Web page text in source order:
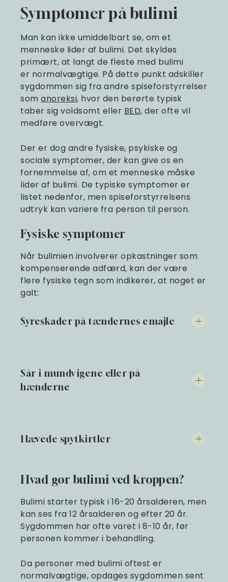
Symptomer på bulimi
Man kan ikke umiddelbart se, om et
menneske lider af bulimi. Det skyldes
primært, at langt de fleste med bulimi
er normalvægtige. På dette punkt adskiller
sygdommen sig fra andre spiseforstyrrelser
som anoreksi, hvor den berørte typisk
taber sig voldsomt eller BED, der ofte vil
medføre overvægt.
Der er dog andre fysiske, psykiske og
sociale symptomer, der kan give os en
fornemmelse af, om et menneske måske
lider af bulimi. De typiske symptomer er
listet nedenfor, men spiseforstyrrelsens
udtryk kan variere fra person til person.
Fysiske symptomer
Når bulimien involverer opkastninger som
kompenserende adfærd, kan der være
flere fysiske tegn som indikerer, at noget er
galt:
Syreskader på tændernes emajle
Sår i mundvigene eller på
hænderne
Hævede spytkirtler
Hvad gør bulimi ved kroppen?
Bulimi starter typisk i 16-20 årsalderen, men
kan ses fra 12 årsalderen og efter 20 år.
Sygdommen har ofte varet i 8-10 år, før
personen kommer i behandling.
Da personer med bulimi oftest er
normalvægtige, opdages sygdommen sent